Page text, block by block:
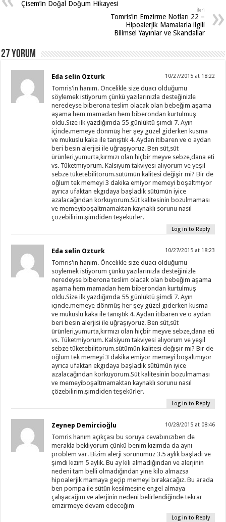
Çisem’in Doğal Doğum Hikayesi
İleri
Tomris’in Emzirme Notları 22 –
Hipoalerjik Mamalarla ilgili
Bilimsel Yayınlar ve Skandallar
27 Yorum
Eda selin Ozturk 10/27/2015 at 18:22
Tomris'in hanım. Öncelikle size duacı olduğumu
söylemek istiyorum çünkü yazılarınızla desteğinizle
neredeyse biberona teslim olacak olan bebeğim aşama
aşama hem mamadan hem biberondan kurtulmuş
oldu.Size ilk yazdığımda 55 günlüktü şimdi 7. Ayın
içinde.memeye dönmüş her şey güzel giderken kusma
ve mukuslu kaka ile tanıştık 4. Aydan itibaren ve o aydan
beri besin alerjisi ile uğraşıyoruz. Ben süt,süt
ürünleri,yumurta,kırmızı olan hiçbir meyve sebze,dana eti
vs. Tüketmiyorum. Kalsiyum takviyesi alıyorum ve yeşil
sebze tüketebilitorum.sütümün kalitesi değişir mi? Bir de
oğlum tek memeyi 3 dakika emiyor memeyi boşaltmıyor
ayrıca ufaktan ekgıdaya başladık sütümün iyice
azalacağından korkuyorum.Süt kalitesinin bozulmaması
ve memeyiboşaltmamaktan kaynaklı sorunu nasıl
çözebilirim.şimdiden teşekürler.
Log in to Reply
Eda selin Ozturk 10/27/2015 at 18:23
Tomris'in hanım. Öncelikle size duacı olduğumu
söylemek istiyorum çünkü yazılarınızla desteğinizle
neredeyse biberona teslim olacak olan bebeğim aşama
aşama hem mamadan hem biberondan kurtulmuş
oldu.Size ilk yazdığımda 55 günlüktü şimdi 7. Ayın
içinde.memeye dönmüş her şey güzel giderken kusma
ve mukuslu kaka ile tanıştık 4. Aydan itibaren ve o aydan
beri besin alerjisi ile uğraşıyoruz. Ben süt,süt
ürünleri,yumurta,kırmızı olan hiçbir meyve sebze,dana eti
vs. Tüketmiyorum. Kalsiyum takviyesi alıyorum ve yeşil
sebze tüketebilitorum.sütümün kalitesi değişir mi? Bir de
oğlum tek memeyi 3 dakika emiyor memeyi boşaltmıyor
ayrıca ufaktan ekgıdaya başladık sütümün iyice
azalacağından korkuyorum.Süt kalitesinin bozulmaması
ve memeyiboşaltmamaktan kaynaklı sorunu nasıl
çözebilirim.şimdiden teşekürler.
Log in to Reply
Zeynep Demircioğlu 10/28/2015 at 08:46
Tomris hanım açıkçası bu soruya cevabınızıben de
merakla bekliyorum çünkü benim kızımda da aynı
problem var. Bizim alerji sorunumuz 3.5 aylık başladı ve
şimdi kızım 5 aylık. Bu ay kilı almadığından ve alerjinin
nedeni tam belli olmadığından yine kilo almazsa
hipoalerjik mamaya geçip memeyi bırakacağız. Bu arada
ben pompa ile sütün kesilmesine engel almaya
çalışacağım ve alerjinin nedeni belirlendiğinde tekrar
emzirmeye devam edeceğim
Log in to Reply